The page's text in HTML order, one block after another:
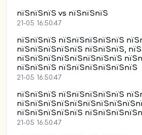
пїЅпїЅпїЅ vs пїЅпїЅпїЅ
21-05 16:50:47
пїЅпїЅпїЅ пїЅпїЅпїЅпїЅпїЅ
пїЅпїЅпїЅпїЅпїЅ пїЅпїЅпїЅ,
пїЅпїЅпїЅпїЅпїЅпїЅпїЅпїЅ
пїЅпїЅпїЅ пїЅпїЅпїЅпїЅпїЅпїЅ
21-05 16:50:47
пїЅпїЅпїЅ пїЅпїЅпїЅпїЅпїЅ
пїЅпїЅпїЅпїЅпїЅ
21-05 16:50:47